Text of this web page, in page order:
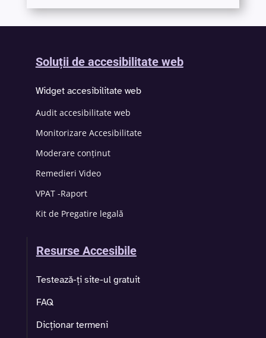
Soluții de accesibilitate web
Widget accesibilitate web
Audit accesibilitate web
Monitorizare Accesibilitate
Moderare conținut
Remedieri Video
VPAT -Raport
Kit de Pregatire legală
Resurse Accesibile
Testează-ți site-ul gratuit
FAQ
Dicționar termeni